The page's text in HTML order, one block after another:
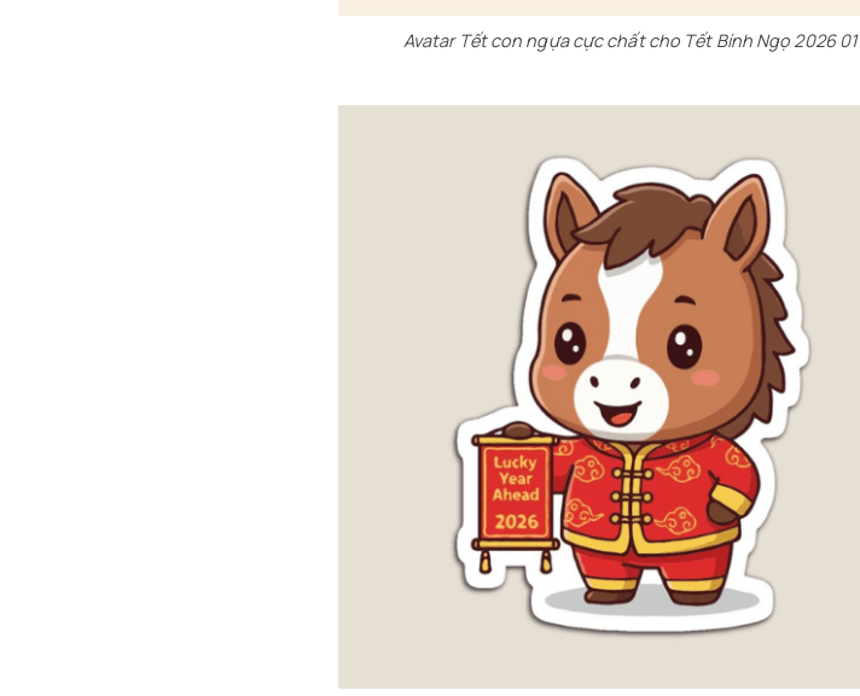
Avatar Tết con ngựa cực chất cho Tết Bính Ngọ 2026 01